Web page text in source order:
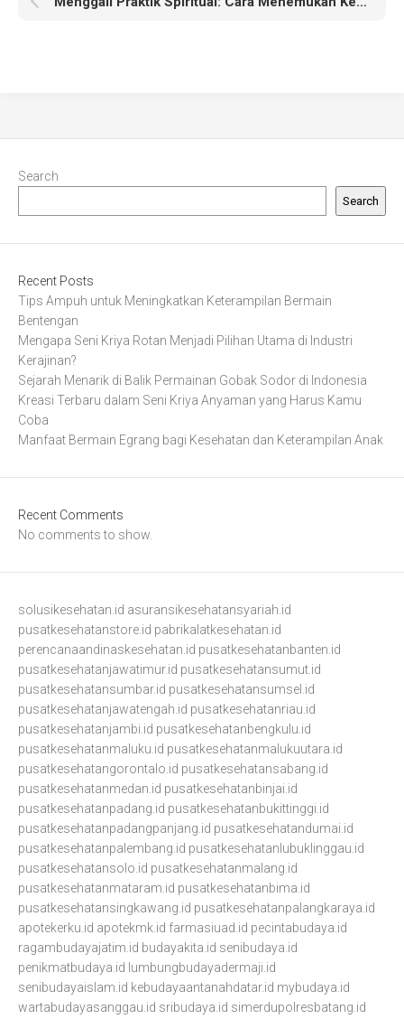
Search
Search
Recent Posts
Tips Ampuh untuk Meningkatkan Keterampilan Bermain
Bentengan
Mengapa Seni Kriya Rotan Menjadi Pilihan Utama di Industri
Kerajinan?
Sejarah Menarik di Balik Permainan Gobak Sodor di Indonesia
Kreasi Terbaru dalam Seni Kriya Anyaman yang Harus Kamu
Coba
Manfaat Bermain Egrang bagi Kesehatan dan Keterampilan Anak
Recent Comments
No comments to show.
solusikesehatan.id asuransikesehatansyariah.id
pusatkesehatanstore.id pabrikalatkesehatan.id
perencanaandinaskesehatan.id pusatkesehatanbanten.id
pusatkesehatanjawatimur.id pusatkesehatansumut.id
pusatkesehatansumbar.id pusatkesehatansumsel.id
pusatkesehatanjawatengah.id pusatkesehatanriau.id
pusatkesehatanjambi.id pusatkesehatanbengkulu.id
pusatkesehatanmaluku.id pusatkesehatanmalukuutara.id
pusatkesehatangorontalo.id pusatkesehatansabang.id
pusatkesehatanmedan.id pusatkesehatanbinjai.id
pusatkesehatanpadang.id pusatkesehatanbukittinggi.id
pusatkesehatanpadangpanjang.id pusatkesehatandumai.id
pusatkesehatanpalembang.id pusatkesehatanlubuklinggau.id
pusatkesehatansolo.id pusatkesehatanmalang.id
pusatkesehatanmataram.id pusatkesehatanbima.id
pusatkesehatansingkawang.id pusatkesehatanpalangkaraya.id
apotekerku.id apotekmk.id farmasiuad.id pecintabudaya.id
ragambudayajatim.id budayakita.id senibudaya.id
penikmatbudaya.id lumbungbudayadermaji.id
senibudayaislam.id kebudayaantanahdatar.id mybudaya.id
wartabudayasanggau.id sribudaya.id simerdupolresbatang.id